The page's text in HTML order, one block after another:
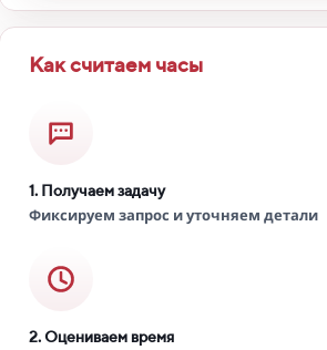
Как считаем часы
1. Получаем задачу
Фиксируем запрос и уточняем детали
2. Оцениваем время